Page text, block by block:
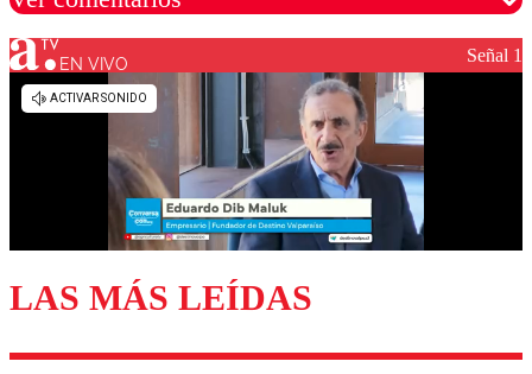
Los comentarios son moderados para garantizar un
diálogo respetuoso.
Enviar comentario
EN VIVO Señal 1
LAS MÁS LEÍDAS